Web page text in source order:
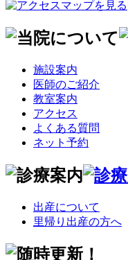
施設案内
医師のご紹介
教室案内
アクセス
よくある質問
ネット予約
出産について
里帰り出産の方へ